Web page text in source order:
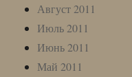
Август 2011
Июль 2011
Июнь 2011
Май 2011